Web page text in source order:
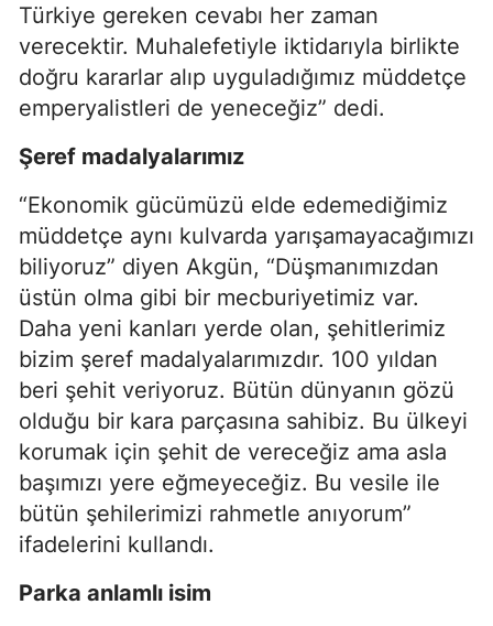
Türkiye gereken cevabı her zaman
verecektir. Muhalefetiyle iktidarıyla birlikte
doğru kararlar alıp uyguladığımız müddetçe
emperyalistleri de yeneceğiz” dedi.
Şeref madalyalarımız
“Ekonomik gücümüzü elde edemediğimiz
müddetçe aynı kulvarda yarışamayacağımızı
biliyoruz” diyen Akgün, “Düşmanımızdan
üstün olma gibi bir mecburiyetimiz var.
Daha yeni kanları yerde olan, şehitlerimiz
bizim şeref madalyalarımızdır. 100 yıldan
beri şehit veriyoruz. Bütün dünyanın gözü
olduğu bir kara parçasına sahibiz. Bu ülkeyi
korumak için şehit de vereceğiz ama asla
başımızı yere eğmeyeceğiz. Bu vesile ile
bütün şehilerimizi rahmetle anıyorum”
ifadelerini kullandı.
Parka anlamlı isim